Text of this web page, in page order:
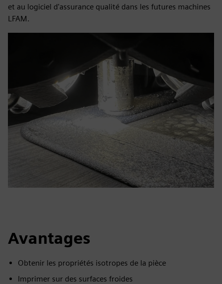
et au logiciel d'assurance qualité dans les futures machines
LFAM.
Avantages
Obtenir les propriétés isotropes de la pièce
Imprimer sur des surfaces froides